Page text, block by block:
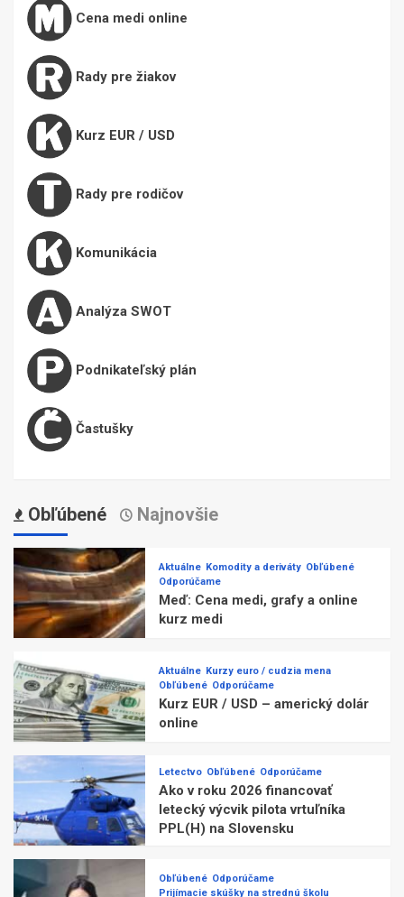
Cena medi online
Rady pre žiakov
Kurz EUR / USD
Rady pre rodičov
Komunikácia
Analýza SWOT
Podnikateľský plán
Častušky
Obľúbené Najnovšie
Aktuálne Komodity a deriváty Obľúbené
Odporúčame
Meď: Cena medi, grafy a online
kurz medi
Aktuálne Kurzy euro / cudzia mena
Obľúbené Odporúčame
Kurz EUR / USD – americký dolár
online
Letectvo Obľúbené Odporúčame
Ako v roku 2026 financovať
letecký výcvik pilota vrtuľníka
PPL(H) na Slovensku
Obľúbené Odporúčame
Prijímacie skúšky na strednú školu